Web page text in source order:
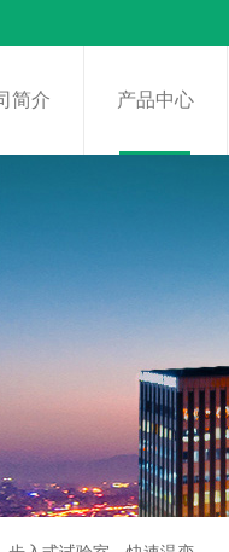
简介 产品中心